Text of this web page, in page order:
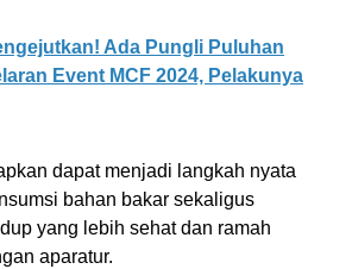
Ada Pungli Puluhan
Event MCF 2024, Pelakunya
dapat menjadi langkah nyata
bahan bakar sekaligus
yang lebih sehat dan ramah
aparatur.